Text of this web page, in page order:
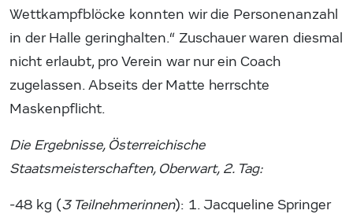
Wettkampfblöcke konnten wir die Personenanzahl
in der Halle geringhalten.“ Zuschauer waren diesmal
nicht erlaubt, pro Verein war nur ein Coach
zugelassen. Abseits der Matte herrschte
Maskenpflicht.
Die Ergebnisse, Österreichische
Staatsmeisterschaften, Oberwart, 2. Tag:
-48 kg (3 Teilnehmerinnen): 1. Jacqueline Springer